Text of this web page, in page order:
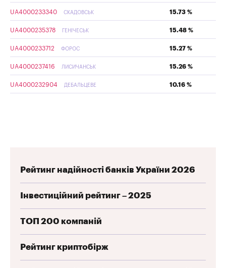
UA4000233340 СКАДОВСЬК 15.73 %
UA4000235378 ГЕНІЧЕСЬК 15.48 %
UA4000233712 ФОРОС 15.27 %
UA4000237416 ЛИСИЧАНСЬК 15.26 %
UA4000232904 ДЕБАЛЬЦЕВЕ 10.16 %
Рейтинг надійності банків України 2026
Інвестиційний рейтинг – 2025
ТОП 200 компаній
Рейтинг криптобірж